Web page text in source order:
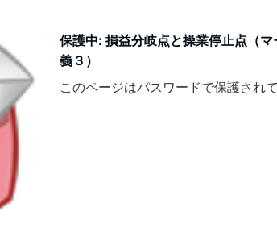
保護中: 損益分岐点と操業停止点（
義３）
このページはパスワードで保護されて